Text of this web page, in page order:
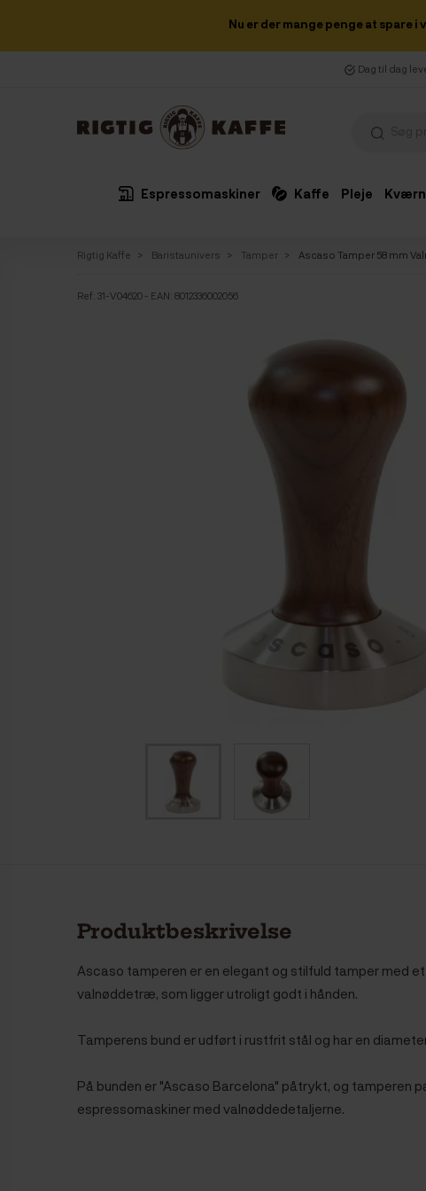
Nu er der mange penge at spare
Dag til dag
Espressomaskiner Kaffe Pleje
Rigtig Kaffe Baristaunivers Tamper Ascaso Tamper 58 mm
Ref: 31-V04620 - EAN: 8012336002056
Produktbeskrivelse
Ascaso tamperen er en elegant og stilfuld tamper med
valnøddetræ, som ligger utroligt godt i hånden.
Tamperens bund er udført i rustfrit stål og har en
På bunden er "Ascaso Barcelona" påtrykt, og tamperen
espressomaskiner med valnøddedetaljerne.